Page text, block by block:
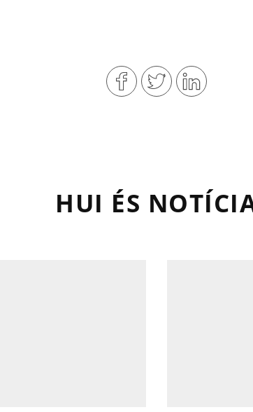
HUI ÉS